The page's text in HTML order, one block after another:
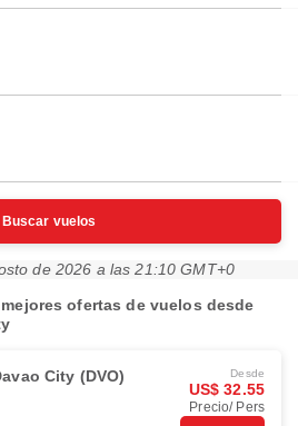
Buscar vuelos
de 2026 a las 21:10 GMT+0
ofertas de vuelos desde
City (DVO) Desde
US$ 32.55
Precio/ Pers